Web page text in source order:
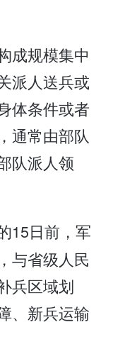
成规模集中
派人送兵或
体条件或者
通常由部队
队派人领
15日前，军
与省级人民
兵区域划
、新兵运输